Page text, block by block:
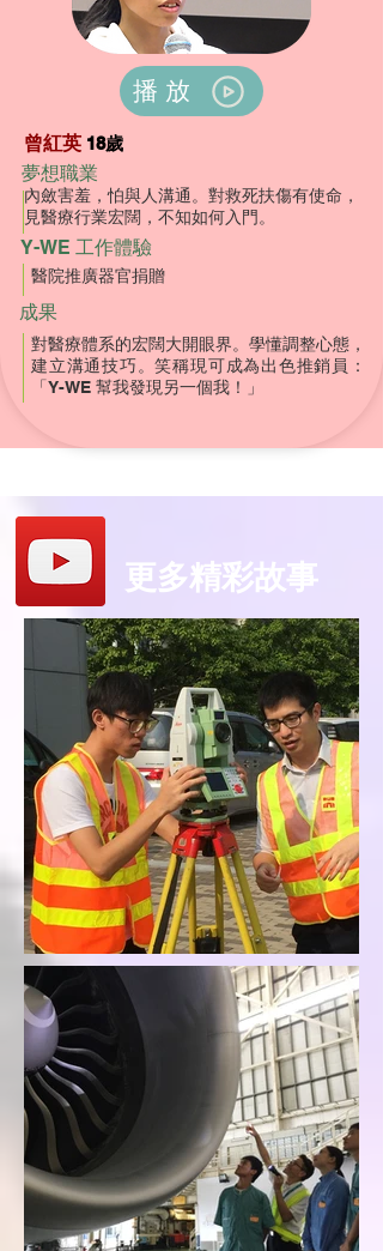
播放
曾紅英 18歲
夢想職業
內斂害羞，怕與人溝通。對救死扶傷有使命，
見醫療行業宏闊，不知如何入門。
Y-WE 工作體驗
醫院推廣器官捐贈
成果
對醫療體系的宏闊大開眼界。學懂調整心態，
建立溝通技巧。笑稱現可成為出色推銷員：
「Y-WE 幫我發現另一個我！」
更多精彩故事